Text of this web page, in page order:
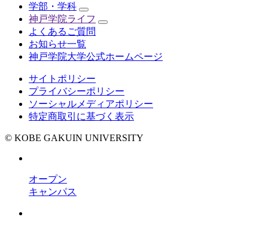
学部・学科
神戸学院ライフ
よくあるご質問
お知らせ一覧
神戸学院大学公式ホームページ
サイトポリシー
プライバシーポリシー
ソーシャルメディアポリシー
特定商取引に基づく表示
© KOBE GAKUIN UNIVERSITY
オープン
キャンパス